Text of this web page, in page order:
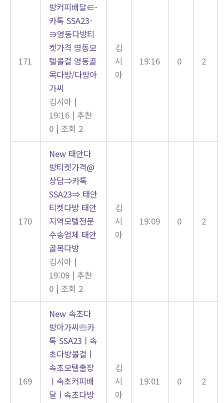
171
방커피배달∈-
카톡 SSA23-
∋영동다방티
켓가격 영동모
텔콜걸 영동골
목다방/다방아
가씨
김시아 |
19:16 | 추천
0 | 조회 2
김
시
아
19:16 0 2
170
New 태안다
방티켓가격@
상담⇒카톡
SSA23⇒ 태안
티켓다방 태안
지역모텔전문
수송업체 태안
골목다방
김시아 |
19:09 | 추천
0 | 조회 2
김
시
아
19:09 0 2
169
New 속초다
방아가씨☏카
톡 SSA23ㅣ속
초다방콜걸ㅣ
속초모텔출장
ㅣ속초커피배
달ㅣ속초다방
김
시
아
19:01 0 2